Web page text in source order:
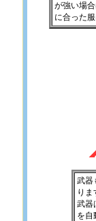
が強い場
に合った
武器
りま
武器
を自